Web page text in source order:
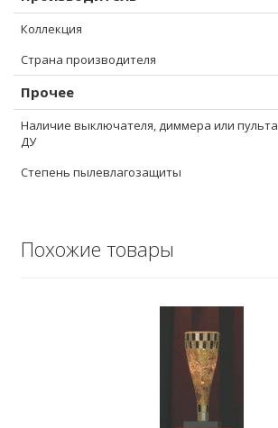
Коллекция
Страна производителя
Прочее
Наличие выключателя, диммера или пульта
ДУ
Степень пылевлагозащиты
Похожие товары